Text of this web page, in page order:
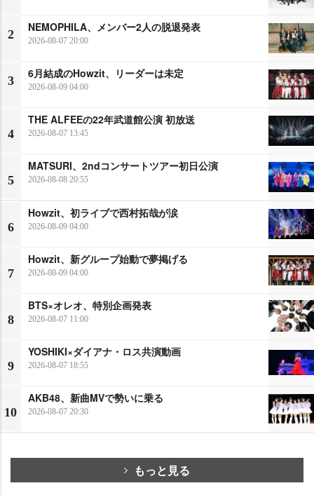
2
NEMOPHILA、メンバー2人の脱退発表
2026-08-07 20:00
3
6月結成のHowzit、リーダーは未定
2026-08-09 04:00
4
THE ALFEEの22年武道館公演 初放送
2026-08-07 13:45
5
MATSURI、2ndコンサートツアー初日公演
2026-08-08 20:55
6
Howzit、初ライブで西村拓哉が涙
2026-08-09 04:00
7
Howzit、新グループ始動で夢掲げる
2026-08-09 04:00
8
BTS×オレオ、特別企画発表
2026-08-07 11:00
9
YOSHIKI×ダイアナ・ロス共演動画
2026-08-07 18:55
10
AKB48、新曲MVで勢いに乗る
2026-08-07 20:30
もっと見る